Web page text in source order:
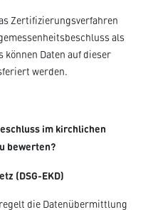
Zertifizierungsverfahren
als
Daten auf dieser
werden.
im kirchlichen
bewerten?
(DSG-EKD)
die Datenübermittlung